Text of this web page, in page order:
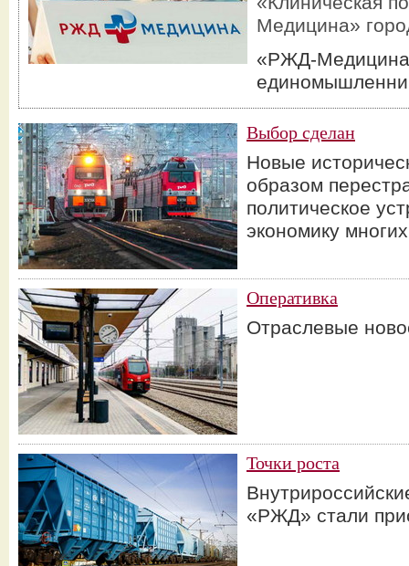
Медицина»
«РЖД-
Выбор сделан
Новые
образом
политическое
экономику
Оперативка
Отраслевые
Точки роста
«РЖД» стали